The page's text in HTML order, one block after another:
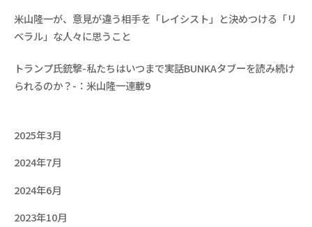
米山隆一が、意見が違う相手を「レイシスト」と決めつける「リ
ベラル」な人々に思うこと
トランプ氏銃撃-私たちはいつまで実話BUNKAタブーを読み続け
られるのか？-：米山隆一連載9
2025年3月
2024年7月
2024年6月
2023年10月